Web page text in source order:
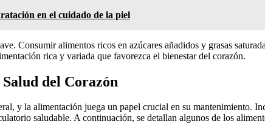
en el cuidado de la piel
Consumir alimentos ricos en azúcares añadidos y grasas
rica y variada que favorezca el bienestar del corazón.
del Corazón
y la alimentación juega un papel crucial en su mantenimiento.
saludable. A continuación, se detallan algunos de los